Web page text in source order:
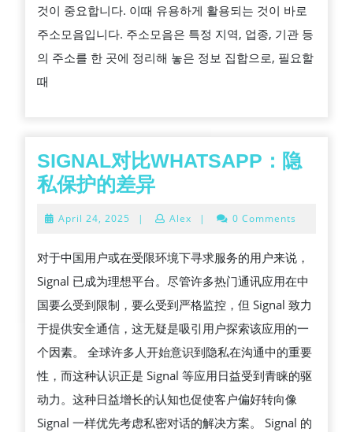
용
하
는
음:
한
정
보
와
활
용
법
것이 중요합니다. 이때 유용하게 활용되는 것이 바로
주소모음입니다. 주소모음은 특정 지역, 업종, 기관 등
의 주소를 한 곳에 정리해 놓은 정보 집합으로, 필요할
때
SIGNAL对比WHATSAPP：隐
私保护的差异SIGNAL
比
WHATSAPP：
隐
私
保
护
的
差
异
April 24, 2025 April
| Alex | 0 Comments
对于中国用户或在受限环境下寻求服务的用户来说，
Signal 已成为理想平台。尽管许多热门通讯应用在中
国要么受到限制，要么受到严格监控，但 Signal 致力
于提供安全通信，这无疑是吸引用户探索该应用的一
个因素。 全球许多人开始意识到隐私在沟通中的重要
性，而这种认识正是 Signal 等应用日益受到青睐的驱
动力。这种日益增长的认知也促使客户偏好转向像
Signal 一样优先考虑私密对话的解决方案。 Signal 的